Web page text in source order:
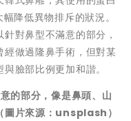
降低異物排斥的狀況。
對鼻型不滿意的部分，
做過隆鼻手術，但對某
臉部比例更加和諧。
的部分，像是鼻頭、山
圖片來源：unsplash）